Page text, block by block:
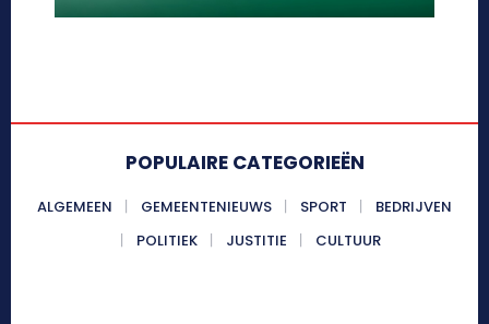
POPULAIRE CATEGORIEËN
ALGEMEEN GEMEENTENIEUWS SPORT
BEDRIJVEN
POLITIEK
JUSTITIE CULTUUR